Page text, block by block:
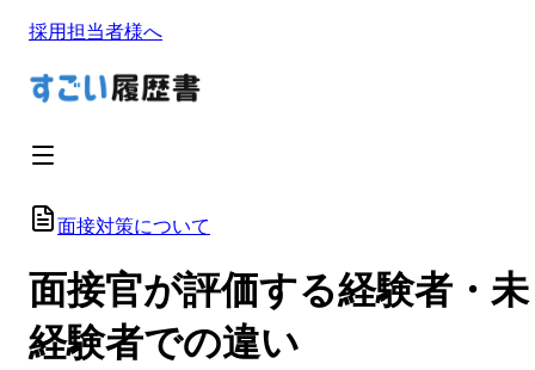
採用担当者様へ
面接対策について
面接官が評価する経験者・未
経験者での違い